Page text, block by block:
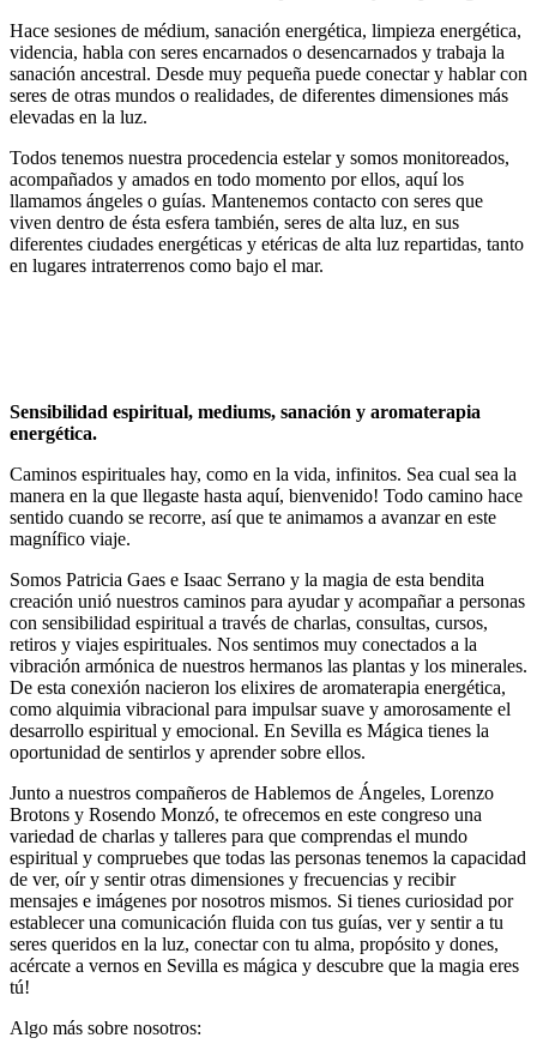
Hace sesiones de médium, sanación energética, limpieza energética,
videncia, habla con seres encarnados o desencarnados y trabaja la
sanación ancestral. Desde muy pequeña puede conectar y hablar con
seres de otras mundos o realidades, de diferentes dimensiones más
elevadas en la luz.
Todos tenemos nuestra procedencia estelar y somos monitoreados,
acompañados y amados en todo momento por ellos, aquí los
llamamos ángeles o guías. Mantenemos contacto con seres que
viven dentro de ésta esfera también, seres de alta luz, en sus
diferentes ciudades energéticas y etéricas de alta luz repartidas, tanto
en lugares intraterrenos como bajo el mar.
Sensibilidad espiritual, mediums, sanación y aromaterapia
energética.
Caminos espirituales hay, como en la vida, infinitos. Sea cual sea la
manera en la que llegaste hasta aquí, bienvenido! Todo camino hace
sentido cuando se recorre, así que te animamos a avanzar en este
magnífico viaje.
Somos Patricia Gaes e Isaac Serrano y la magia de esta bendita
creación unió nuestros caminos para ayudar y acompañar a personas
con sensibilidad espiritual a través de charlas, consultas, cursos,
retiros y viajes espirituales. Nos sentimos muy conectados a la
vibración armónica de nuestros hermanos las plantas y los minerales.
De esta conexión nacieron los elixires de aromaterapia energética,
como alquimia vibracional para impulsar suave y amorosamente el
desarrollo espiritual y emocional. En Sevilla es Mágica tienes la
oportunidad de sentirlos y aprender sobre ellos.
Junto a nuestros compañeros de Hablemos de Ángeles, Lorenzo
Brotons y Rosendo Monzó, te ofrecemos en este congreso una
variedad de charlas y talleres para que comprendas el mundo
espiritual y compruebes que todas las personas tenemos la capacidad
de ver, oír y sentir otras dimensiones y frecuencias y recibir
mensajes e imágenes por nosotros mismos. Si tienes curiosidad por
establecer una comunicación fluida con tus guías, ver y sentir a tu
seres queridos en la luz, conectar con tu alma, propósito y dones,
acércate a vernos en Sevilla es mágica y descubre que la magia eres
tú!
Algo más sobre nosotros: